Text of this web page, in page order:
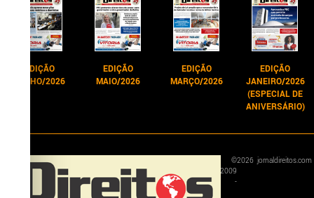
EDIÇÃO
JUNHO/2026
EDIÇÃO
MAIO/2026
EDIÇÃO
MARÇO/2026
EDIÇÃO
JANEIRO/2026
(ESPECIAL DE
ANIVERSÁRIO)
©
2009
-
2026 jornaldireitos.com